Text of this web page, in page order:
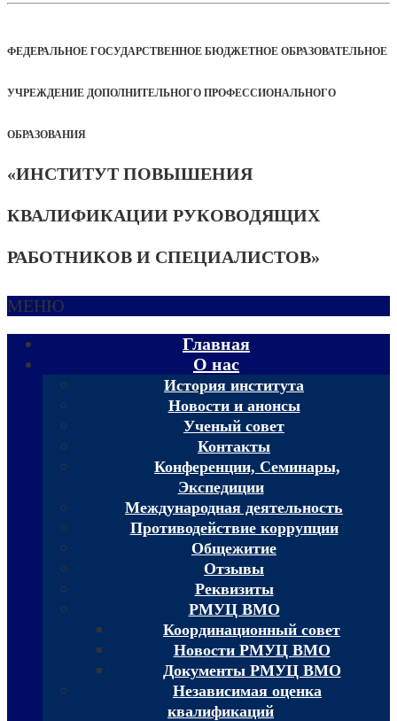
ФЕДЕРАЛЬНОЕ ГОСУДАРСТВЕННОЕ БЮДЖЕТНОЕ ОБРАЗОВАТЕЛЬНОЕ
УЧРЕЖДЕНИЕ ДОПОЛНИТЕЛЬНОГО ПРОФЕССИОНАЛЬНОГО
ОБРАЗОВАНИЯ
«ИНСТИТУТ ПОВЫШЕНИЯ
КВАЛИФИКАЦИИ РУКОВОДЯЩИХ
РАБОТНИКОВ И СПЕЦИАЛИСТОВ»
МЕНЮ
Главная
О нас
История института
Новости и анонсы
Ученый совет
Контакты
Конференции, Семинары,
Экспедиции
Международная деятельность
Противодействие коррупции
Общежитие
Отзывы
Реквизиты
РМУЦ ВМО
Координационный совет
Новости РМУЦ ВМО
Документы РМУЦ ВМО
Независимая оценка
квалификаций